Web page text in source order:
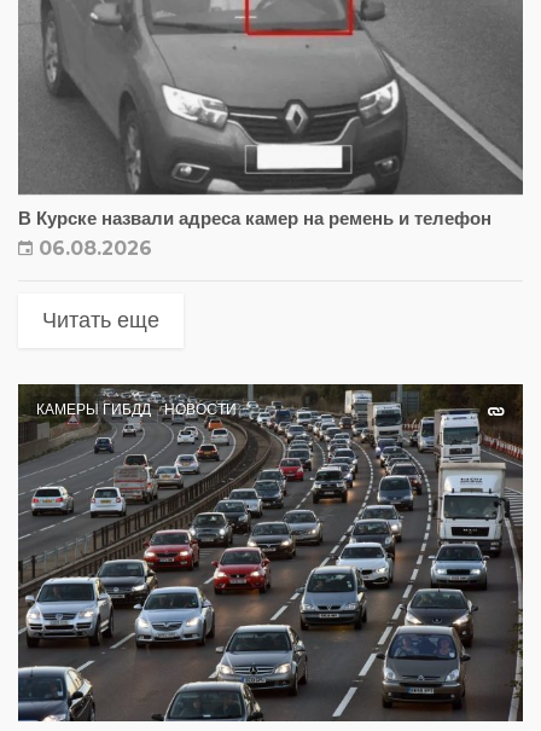
В Курске назвали адреса камер на ремень и телефон
06.08.2026
Читать еще
КАМЕРЫ ГИБДД НОВОСТИ